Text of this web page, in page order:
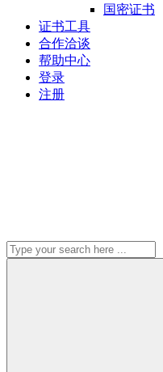
国密证书
证书工具
合作洽谈
帮助中心
登录
注册